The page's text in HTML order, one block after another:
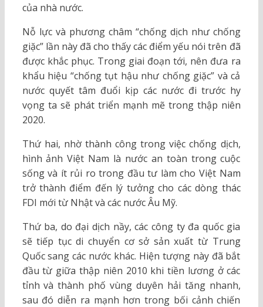
của nhà nước.
Nỗ lực và phương châm “chống dịch như chống
giặc” lần này đã cho thấy các điểm yếu nói trên đã
được khắc phục. Trong giai đoạn tới, nên đưa ra
khẩu hiệu “chống tụt hậu như chống giặc” và cả
nước quyết tâm đuổi kịp các nước đi trước hy
vọng ta sẽ phát triển mạnh mẽ trong thập niên
2020.
Thứ hai, nhờ thành công trong việc chống dịch,
hình ảnh Việt Nam là nước an toàn trong cuộc
sống và ít rủi ro trong đầu tư làm cho Việt Nam
trở thành điểm đến lý tưởng cho các dòng thác
FDI mới từ Nhật và các nước Âu Mỹ.
Thứ ba, do đại dịch nầy, các công ty đa quốc gia
sẽ tiếp tục di chuyển cơ sở sản xuất từ Trung
Quốc sang các nước khác. Hiện tượng này đã bắt
đầu từ giữa thập niên 2010 khi tiền lương ở các
tỉnh và thành phố vùng duyên hải tăng nhanh,
sau đó diễn ra mạnh hơn trong bối cảnh chiến